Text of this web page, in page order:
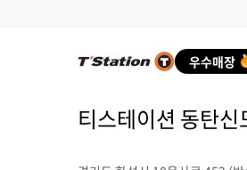
티스테이션 동탄신